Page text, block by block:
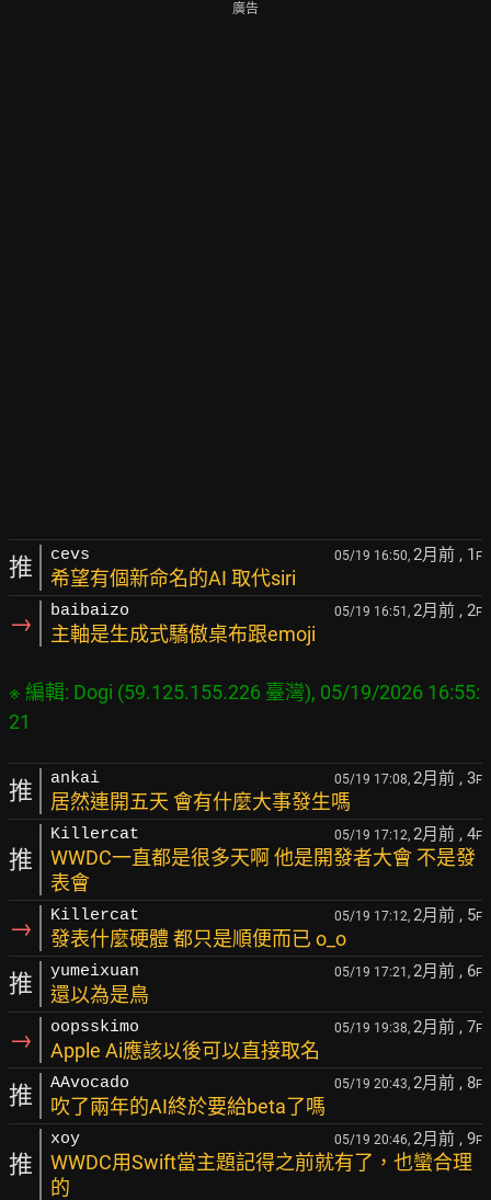
廣告
推 cevs 05/19 16:50, 2月前 , 1 F
希望有個新命名的AI 取代siri
→ baibaizo 05/19 16:51, 2月前 , 2F
主軸是生成式驕傲桌布跟emoji
※ 編輯: Dogi (59.125.155.226 臺灣), 05/19/2026 16:55:
推 ankai 05/19 17:08, 2月前 , 3F
居然連開五天 會有什麼大事發生嗎
推
Killercat 05/19 17:12, 2月前 , 4F
WWDC一直都是很多天啊 他是開發者大會 不是發
表會
→ Killercat 05/19 17:12, 2月前 , 5F
發表什麼硬體 都只是順便而已 o_o
推 yumeixuan 05/19 17:21, 2月前 , 6F
還以為是鳥
→ oopsskimo 05/19 19:38, 2月前 , 7F
Apple Ai應該以後可以直接取名
推 AAvocado 05/19 20:43, 2月前 , 8F
吹了兩年的AI終於要給beta了嗎
推
xoy 05/19 20:46, 2月前 , 9F
WWDC用Swift當主題記得之前就有了，也蠻合理
的